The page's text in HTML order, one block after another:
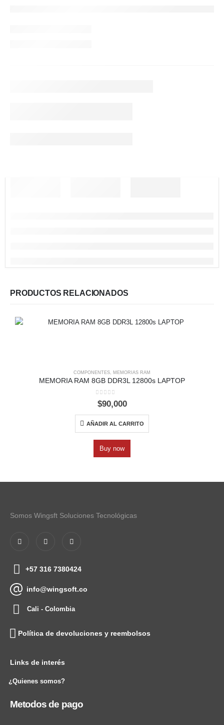
PRODUCTOS RELACIONADOS
COMPONENTES, MEMORIAS RAM
MEMORIA RAM 8GB DDR3L 12800s LAPTOP
0out of 5
$90,000
AÑADIR AL CARRITO
Buy now
Somos Wingsft Soluciones Tecnológicas
+57 316 7380424
info@wingsoft.co
Cali - Colombia
Política de devoluciones y reembolsos
Links de interés
¿Quienes somos?
Metodos de pago